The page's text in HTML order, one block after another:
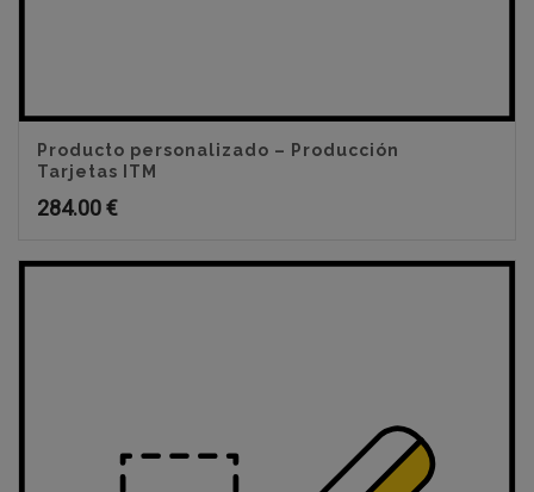
Producto personalizado – Producción
Tarjetas ITM
284.00€